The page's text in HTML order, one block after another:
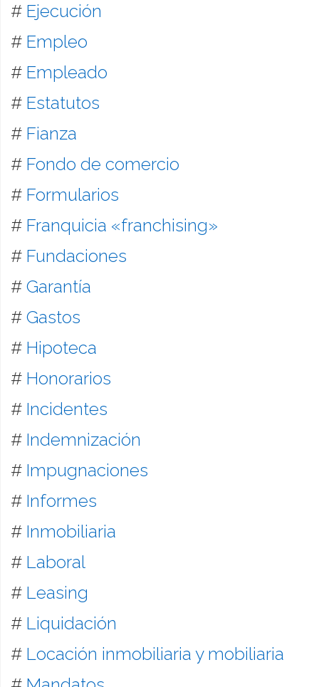
# Ejecución
# Empleo
# Empleado
# Estatutos
# Fianza
# Fondo de comercio
# Formularios
# Franquicia «franchising»
# Fundaciones
# Garantía
# Gastos
# Hipoteca
# Honorarios
# Incidentes
# Indemnización
# Impugnaciones
# Informes
# Inmobiliaria
# Laboral
# Leasing
# Liquidación
# Locación inmobiliaria y mobiliaria